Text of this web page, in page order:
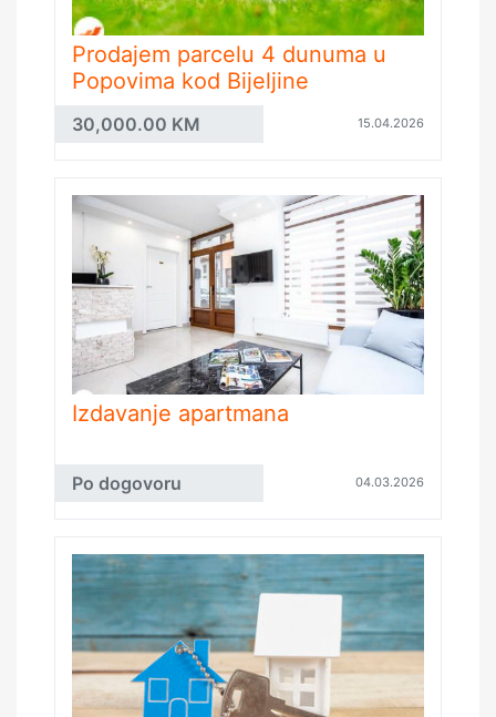
Prodajem parcelu 4 dunuma u
Popovima kod Bijeljine
30,000.00 KM 15.04.2026
Izdavanje apartmana
Po dogovoru 04.03.2026